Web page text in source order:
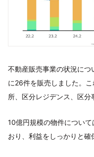
不動産販売事業の状況に
に26件を販売しました。
所、区分レジデンス、区分
10億円規模の物件につい
おり、利益をしっかりと確